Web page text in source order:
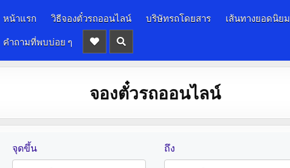
หน้าแรก วิธีจองตั๋วรถออนไลน์ บริษัทรถโดยสาร เส้นทางยอดนิยม
คำถามที่พบบ่อย ๆ
จองตั๋วรถออนไลน์